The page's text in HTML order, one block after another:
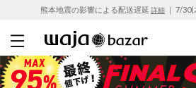
熊本地震の影響による配送遅延 詳細 ｜ 7/